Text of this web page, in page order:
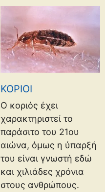
ΚΟΡΙΟΙ
Ο κοριός έχει
χαρακτηριστεί το
παράσιτο του 21ου
αιώνα, όμως η ύπαρξή
του είναι γνωστή εδώ
και χιλιάδες χρόνια
στους ανθρώπους.